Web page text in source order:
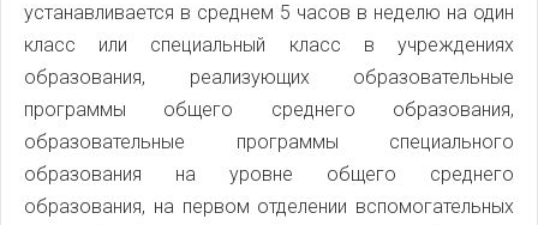
устанавливается в среднем 5 часов в неделю на один
класс или специальный класс в учреждениях
образования, реализующих образовательные
программы общего среднего образования,
образовательные программы специального
образования на уровне общего среднего
образования, на первом отделении вспомогательных